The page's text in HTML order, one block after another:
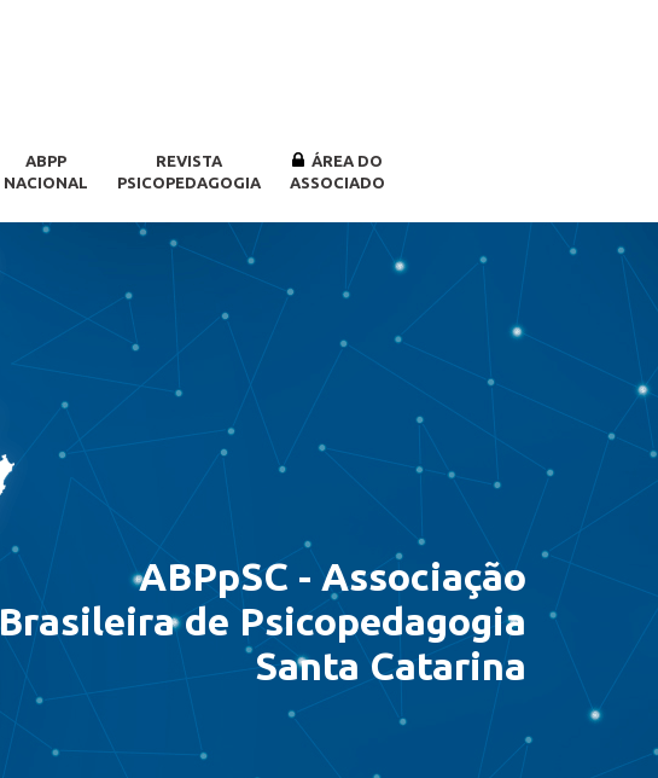
ABPP
NACIONAL
REVISTA
PSICOPEDAGOGIA
ÁREA DO
ASSOCIADO
ABPpSC - Associação
Brasileira de Psicopedagogia
Santa Catarina